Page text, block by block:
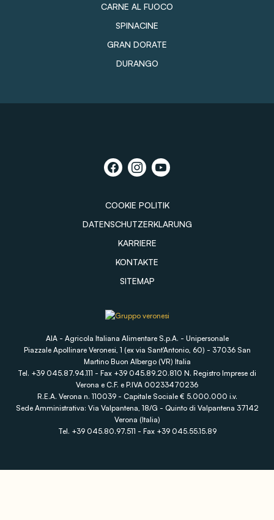
CARNE AL FUOCO
SPINACINE
GRAN DORATE
DURANGO
COOKIE POLITIK
DATENSCHUTZERKLARUNG
KARRIERE
KONTAKTE
SITEMAP
AIA - Agricola Italiana Alimentare S.p.A. - Unipersonale
Piazzale Apollinare Veronesi, 1 (ex via Sant'Antonio, 60) - 37036 San
Martino Buon Albergo (VR) Italia
Tel. +39 045.87.94.111 - Fax +39 045.89.20.810 N. Registro Imprese di
Verona e C.F. e P.IVA 00233470236
R.E.A. Verona n. 110039 - Capitale Sociale € 5.000.000 i.v.
Sede Amministrativa: Via Valpantena, 18/G - Quinto di Valpantena 37142
Verona (Italia)
Tel. +39 045.80.97.511 - Fax +39 045.55.15.89